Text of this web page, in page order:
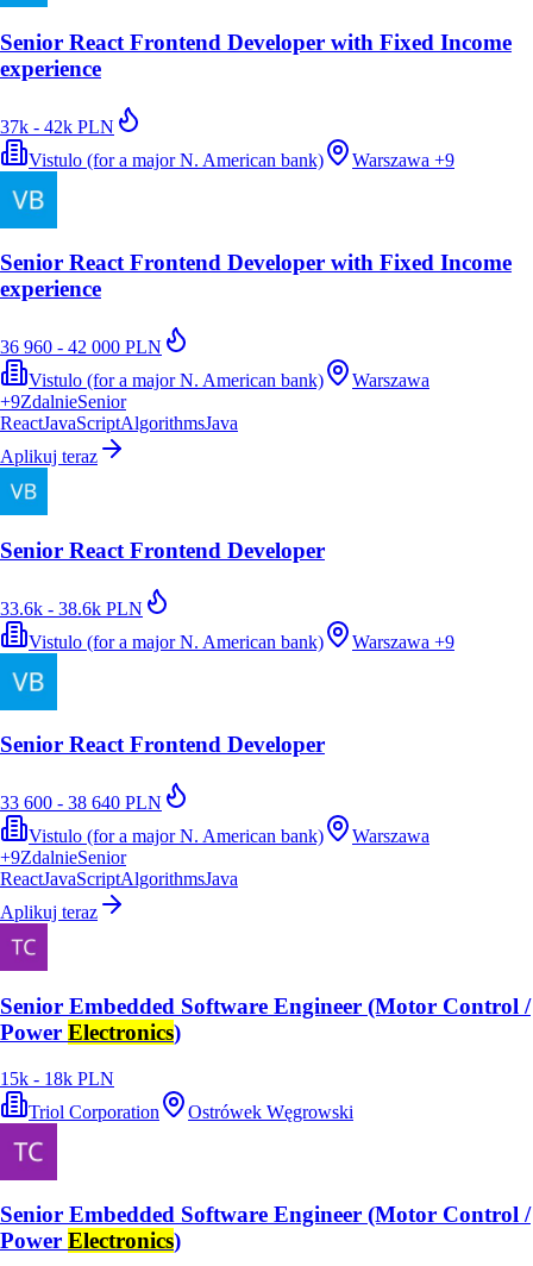
Senior React Frontend Developer with Fixed Income
experience
37k - 42k PLN
Vistulo (for a major N. American bank)
Warszawa +9
Senior React Frontend Developer with Fixed Income
experience
36 960 - 42 000 PLN
Vistulo (for a major N. American bank)
Warszawa
+9ZdalnieSenior
ReactJavaScriptAlgorithmsJava
Aplikuj teraz
Senior React Frontend Developer
33.6k - 38.6k PLN
Vistulo (for a major N. American bank)
Warszawa +9
Senior React Frontend Developer
33 600 - 38 640 PLN
Vistulo (for a major N. American bank)
Warszawa
+9ZdalnieSenior
ReactJavaScriptAlgorithmsJava
Aplikuj teraz
Senior Embedded Software Engineer (Motor Control /
Power Electronics)
15k - 18k PLN
Triol Corporation
Ostrówek Węgrowski
Senior Embedded Software Engineer (Motor Control /
Power Electronics)